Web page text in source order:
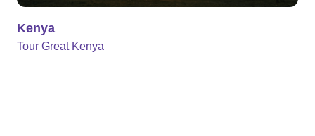
Kenya
Tour Great Kenya